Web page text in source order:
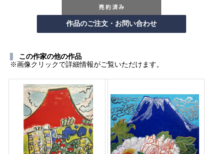
この作家の他の作品
※画像クリックで詳細情報がご覧いただけます。